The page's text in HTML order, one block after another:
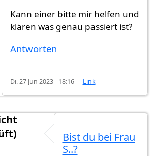
Kann einer bitte mir helfen und
klären was genau passiert ist?
Antworten
Di. 27 Jun 2023 - 18:16 Link
Ich brauche eure HilfevonGast
Bist du bei Frau
S..?